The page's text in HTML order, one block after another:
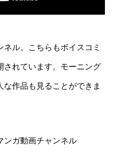
ル。こちらもボイスコミ
されています。モーニング
作品も見ることができま
ンガ動画チャンネル